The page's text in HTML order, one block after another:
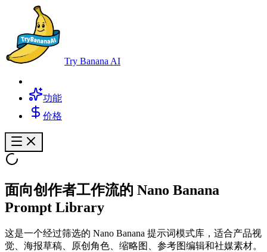
Try Banana AI
功能
价格
面向创作者工作流的 Nano Banana
Prompt Library
这是一个经过筛选的 Nano Banana 提示词模式库，适合产品视
觉、海报草稿、原创角色、缩略图、参考图编辑和社媒素材。